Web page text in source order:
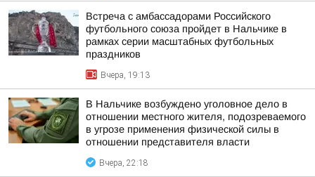
Встреча с амбассадорами Российского
футбольного союза пройдет в Нальчике в
рамках серии масштабных футбольных
праздников
Вчера, 19:13
В Нальчике возбуждено уголовное дело в
отношении местного жителя, подозреваемого
в угрозе применения физической силы в
отношении представителя власти
Вчера, 22:18